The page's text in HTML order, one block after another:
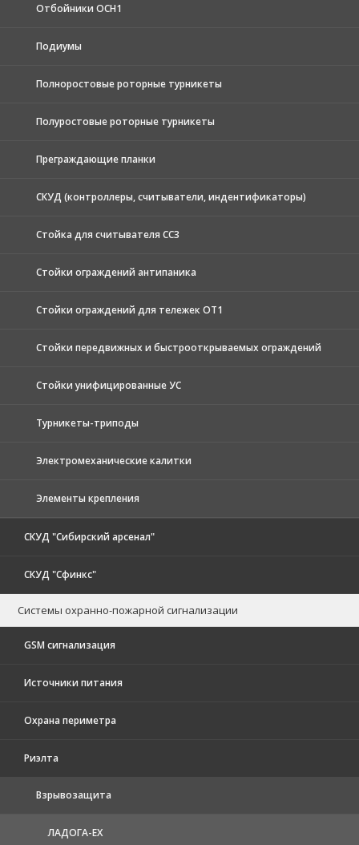
Отбойники ОСН1
Подиумы
Полноростовые роторные турникеты
Полуростовые роторные турникеты
Преграждающие планки
СКУД (контроллеры, считыватели, индентификаторы)
Стойка для считывателя СС3
Стойки ограждений антипаника
Стойки ограждений для тележек ОТ1
Стойки передвижных и быстрооткрываемых ограждений
Стойки унифицированные УС
Турникеты-триподы
Электромеханические калитки
Элементы крепления
СКУД "Сибирский арсенал"
СКУД "Сфинкс"
Системы охранно-пожарной сигнализации
GSM сигнализация
Источники питания
Охрана периметра
Риэлта
Взрывозащита
ЛАДОГА-EX